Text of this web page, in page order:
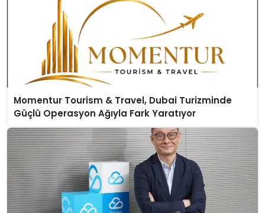
Momentur Tourism & Travel, Dubai Turizminde
Güçlü Operasyon Ağıyla Fark Yaratıyor